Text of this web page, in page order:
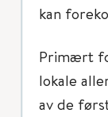
kan
Primært
lokale
av de